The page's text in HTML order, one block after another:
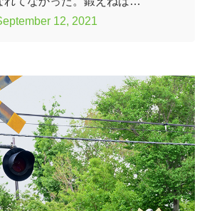
12, 2021